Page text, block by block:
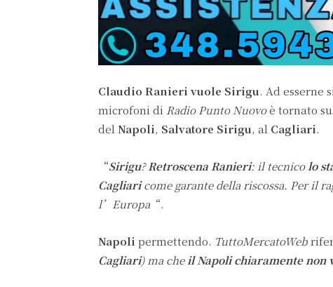
Claudio Ranieri vuole Sirigu. Ad esserne
microfoni di Radio Punto Nuovoè tornato
delNapoli, Salvatore Sirigu, al Cagliari.
“Sirigu?Retroscena Ranieri: il tecnicolo
Cagliaricome garante della riscossa. Per il
l’Europa “.
Napoli permettendo. TuttoMercatoWeb
Cagliari) ma cheil Napoli chiaramente non